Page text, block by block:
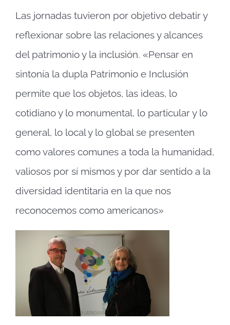
Las jornadas tuvieron por objetivo debatir y
reflexionar sobre las relaciones y alcances
del patrimonio y la inclusión. «Pensar en
sintonía la dupla Patrimonio e Inclusión
permite que los objetos, las ideas, lo
cotidiano y lo monumental, lo particular y lo
general, lo local y lo global se presenten
como valores comunes a toda la humanidad,
valiosos por sí mismos y por dar sentido a la
diversidad identitaria en la que nos
reconocemos como americanos»